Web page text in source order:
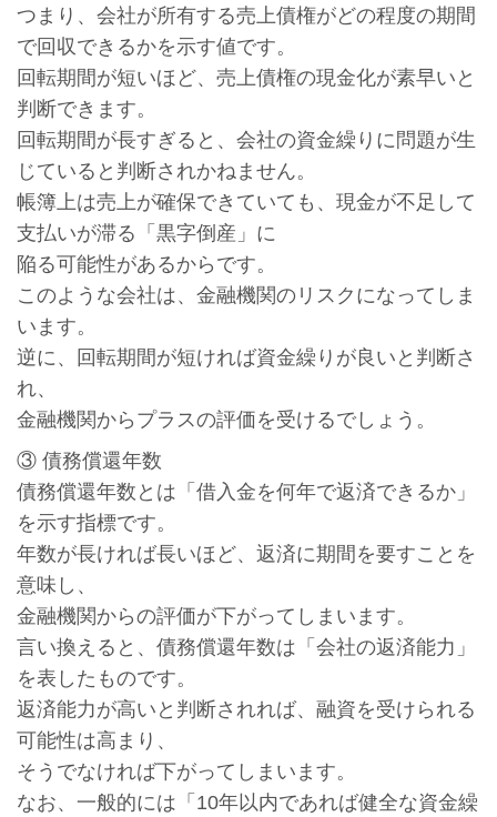
つまり、会社が所有する売上債権がどの程度の期間
で回収できるかを示す値です。
回転期間が短いほど、売上債権の現金化が素早いと
判断できます。
回転期間が長すぎると、会社の資金繰りに問題が生
じていると判断されかねません。
帳簿上は売上が確保できていても、現金が不足して
支払いが滞る「黒字倒産」に
陥る可能性があるからです。
このような会社は、金融機関のリスクになってしま
います。
逆に、回転期間が短ければ資金繰りが良いと判断さ
れ、
金融機関からプラスの評価を受けるでしょう。
③ 債務償還年数
債務償還年数とは「借入金を何年で返済できるか」
を示す指標です。
年数が長ければ長いほど、返済に期間を要すことを
意味し、
金融機関からの評価が下がってしまいます。
言い換えると、債務償還年数は「会社の返済能力」
を表したものです。
返済能力が高いと判断されれば、融資を受けられる
可能性は高まり、
そうでなければ下がってしまいます。
なお、一般的には「10年以内であれば健全な資金繰